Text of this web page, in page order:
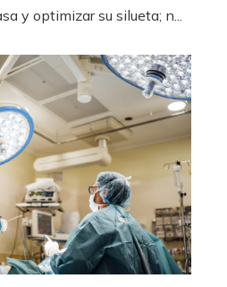
y optimizar su silueta; n...